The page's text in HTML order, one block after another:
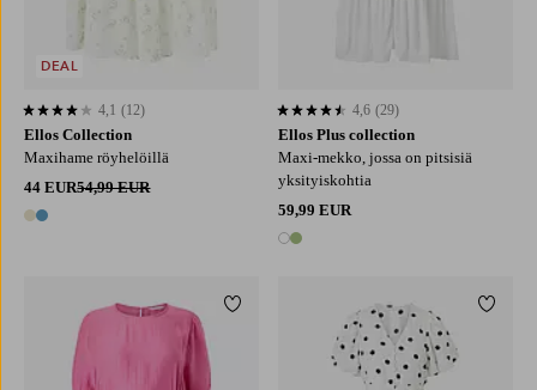
Ellos Collection
Maxihame röyhelöillä
44 EUR54,99 EUR
2 värejä
4,1 perustuen 12 arvosanaan
4,1 (12)
DEAL
Ellos Plus collection
Maxi-mekko, jossa on pitsisiä
yksityiskohtia
59,99 EUR
2 värejä
4,6 perustuen 29 arvosanaan
4,6 (29)
Lisää suosikkeihin
2XL3XL
Lisää